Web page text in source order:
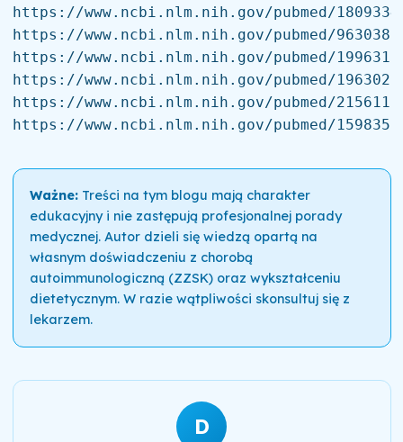
https://www.ncbi.nlm.nih.gov/pubmed/
https://www.ncbi.nlm.nih.gov/pubmed/9630389
https://www.ncbi.nlm.nih.gov/pubmed/
https://www.ncbi.nlm.nih.gov/pubmed/
https://www.ncbi.nlm.nih.gov/pubmed/
https://www.ncbi.nlm.nih.gov/pubmed/
Ważne:Treści na tym blogu mają charakter
edukacyjny i nie zastępują profesjonalnej porady
medycznej. Autor dzieli się wiedzą opartą na
własnym doświadczeniu z chorobą
autoimmunologiczną (ZZSK) oraz wykształceniu
dietetycznym. W razie wątpliwości skonsultuj się z
lekarzem.
D